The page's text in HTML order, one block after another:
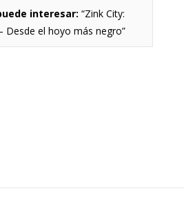
interesar: “Zink City:
Desde el hoyo más negro”